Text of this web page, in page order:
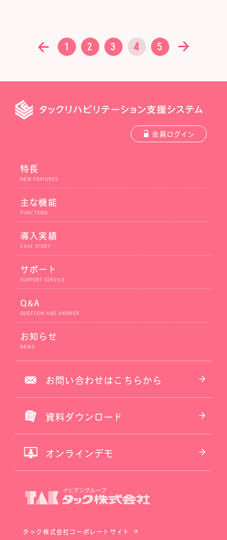
1 2 3 4 5
会員ログイン
特長
主な機能
導入実績
サポート
Q&A
お知らせ
お問い合わせはこちらから
資料ダウンロード
オンラインデモ
タック株式会社コーポレートサイト